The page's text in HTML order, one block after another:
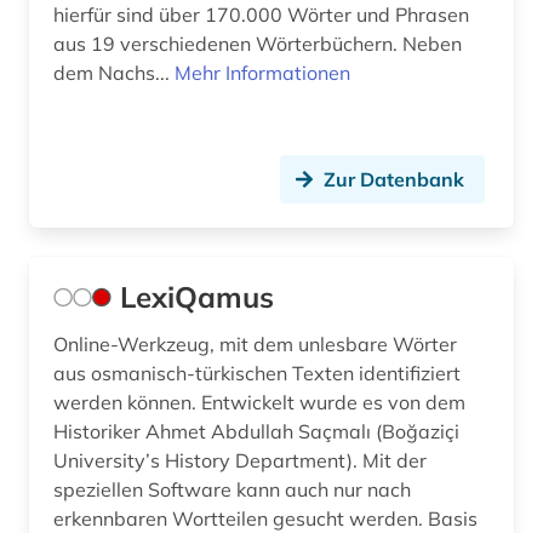
hierfür sind über 170.000 Wörter und Phrasen
aus 19 verschiedenen Wörterbüchern. Neben
dem Nachs... Mehr Informationen
Zur Datenbank
LexiQamus
Online-Werkzeug, mit dem unlesbare Wörter
aus osmanisch-türkischen Texten identifiziert
werden können. Entwickelt wurde es von dem
Historiker Ahmet Abdullah Saçmalı (Boğaziçi
University’s History Department). Mit der
speziellen Software kann auch nur nach
erkennbaren Wortteilen gesucht werden. Basis